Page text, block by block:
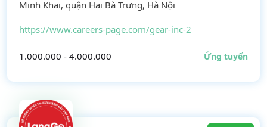
Minh Khai, quận Hai Bà Trưng, Hà Nội
https://www.careers-page.com/gear-inc-2
1.000.000 - 4.000.000 Ứng tuyển